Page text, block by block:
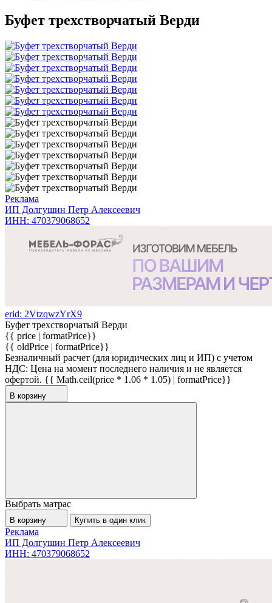
Буфет трехстворчатый Верди
Реклама
ИП Долгушин Петр Алексеевич
ИНН: 470379068652
erid: 2VtzqwzYrX9
Буфет трехстворчатый Верди
{{ price | formatPrice}}
{{ oldPrice | formatPrice}}
Безналичный расчет (для юридических лиц и ИП) с учетом
НДС: Цена на момент последнего наличия и не является
офертой. {{ Math.ceil(price * 1.06 * 1.05) | formatPrice}}
В корзину
Выбрать матрас
В корзину Купить в один клик
Реклама
ИП Долгушин Петр Алексеевич
ИНН: 470379068652